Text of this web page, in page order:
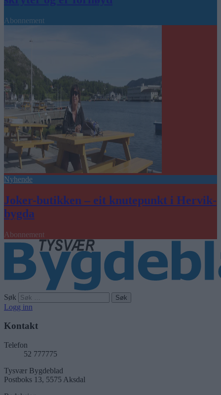
Abonnement
Nyhende
Joker-butikken – eit knutepunkt i Hervik-
bygda
Abonnement
Søk
Logg inn
Kontakt
Telefon
52 777775
Tysvær Bygdeblad
Postboks 13, 5575 Aksdal